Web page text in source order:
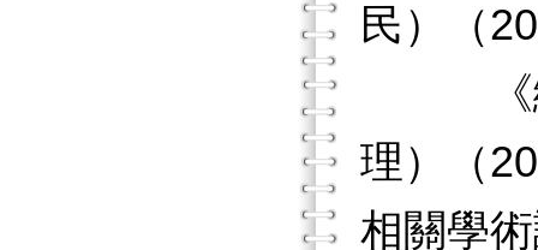
民）（
《縱
理）（
相關學